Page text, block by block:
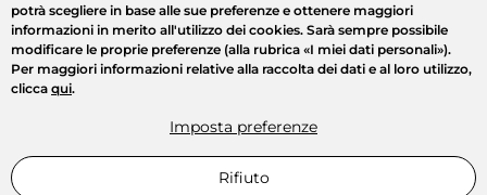
potrà scegliere in base alle sue preferenze e ottenere maggiori
informazioni in merito all'utilizzo dei cookies. Sarà sempre possibile
modificare le proprie preferenze (alla rubrica «I miei dati personali»).
Per maggiori informazioni relative alla raccolta dei dati e al loro utilizzo,
clicca qui.
Imposta preferenze
Rifiuto